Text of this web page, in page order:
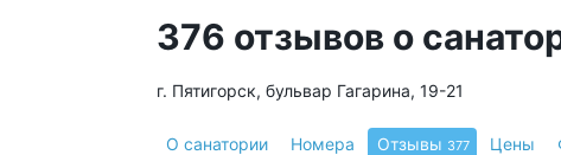
376 отзывов о
г. Пятигорск, бульвар Гагарина, 19-21
О санатории Номера Отзывы 377 Цены